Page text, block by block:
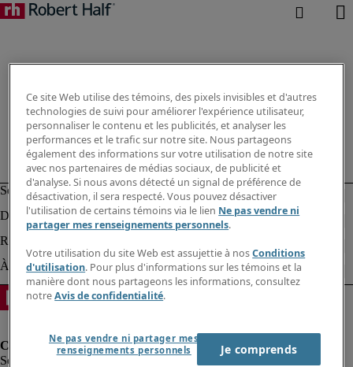
Ce site Web utilise des témoins, des pixels invisibles et d'autres
technologies de suivi pour améliorer l'expérience utilisateur,
personnaliser le contenu et les publicités, et analyser les
performances et le trafic sur notre site. Nous partageons
également des informations sur votre utilisation de notre site
avec nos partenaires de médias sociaux, de publicité et
d'analyse. Si nous avons détecté un signal de préférence de
désactivation, il sera respecté. Vous pouvez désactiver
l'utilisation de certains témoins via le lien Ne pas vendre ni
partager mes renseignements personnels.
Votre utilisation du site Web est assujettie à nosConditions
d'utilisation. Pour plus d'informations sur les témoins et la
manière dont nous partageons les informations, consultez
notreAvis de confidentialité.
Ne pas vendre ni partager mes
renseignements personnels
Je comprends